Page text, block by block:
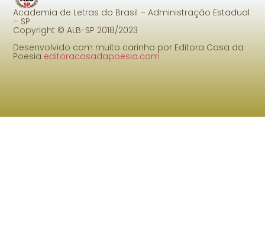
Academia de Letras do Brasil – Administração Estadual
– SP
Copyright © ALB-SP 2018/2023
Desenvolvido com muito carinho por Editora Casa da
Poesia editoracasadapoesia.com